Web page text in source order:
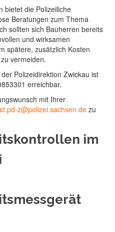
bietet die Polizeiliche
Beratungen zum Thema
sollten sich Bauherren bereits
und wirksamen
spätere, zusätzlich Kosten
vermeiden.
Polizeidirektion Zwickau ist
erreichbar.
mit Ihrer
z@polizei.sachsen.de zu
im